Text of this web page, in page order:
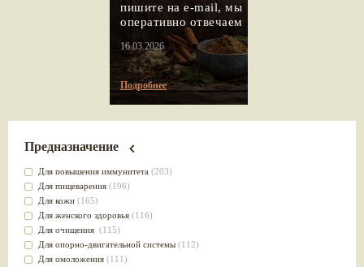
пишите на e-mail, мы
оперативно отвечаем
16.03.2026
Подробнее
Предназначение
Для повышения иммунитета (203)
Для пищеварения (196)
Для кожи (165)
Для женского здоровья (116)
Для очищения (115)
Для опорно-двигательной системы (112)
Для омоложения (111)